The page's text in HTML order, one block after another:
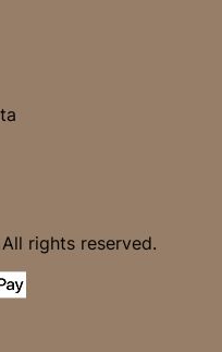
All rights reserved.